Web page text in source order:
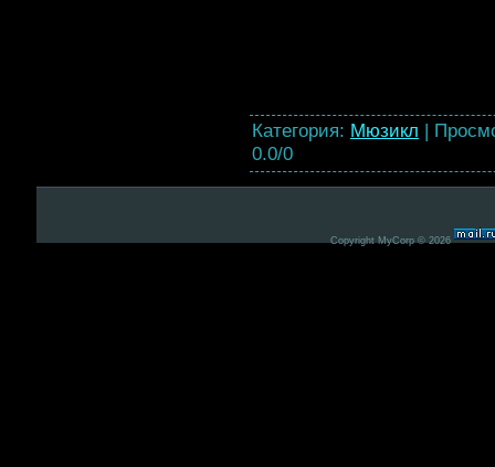
Категория: Мюзикл |
0.0/0
Copyright MyCorp © 2026